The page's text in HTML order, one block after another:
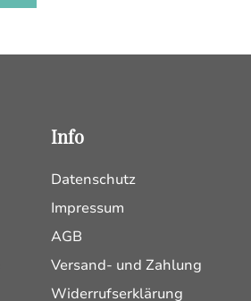
Info
Datenschutz
Impressum
AGB
Versand- und Zahlung
Widerrufserklärung